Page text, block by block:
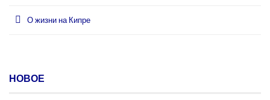
О жизни на Кипре
НОВОЕ